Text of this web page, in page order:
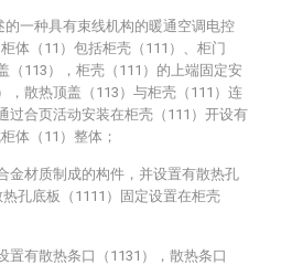
的一种具有束线机构的暖通空调电控
体（11）包括柜壳（111）、柜门
（113），柜壳（111）的上端固定安
，散热顶盖（113）与柜壳（111）连
过合页活动安装在柜壳（111）开设有
体（11）整体；
金材质制成的构件，并设置有散热孔
孔底板（1111）固定设置在柜壳
置有散热条口（1131），散热条口